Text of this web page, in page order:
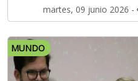
martes, 09 junio 2026 -
MUNDO